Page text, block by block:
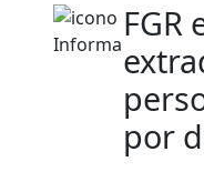
FGR
por